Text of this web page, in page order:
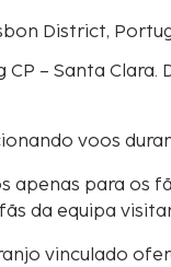
District,
CP – Santa
voos
apenas para os
da equipa
vinculado